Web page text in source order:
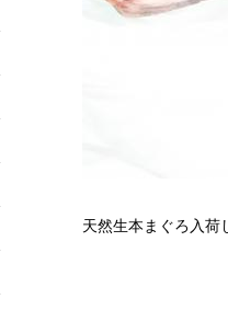
天然生本まぐろ入荷